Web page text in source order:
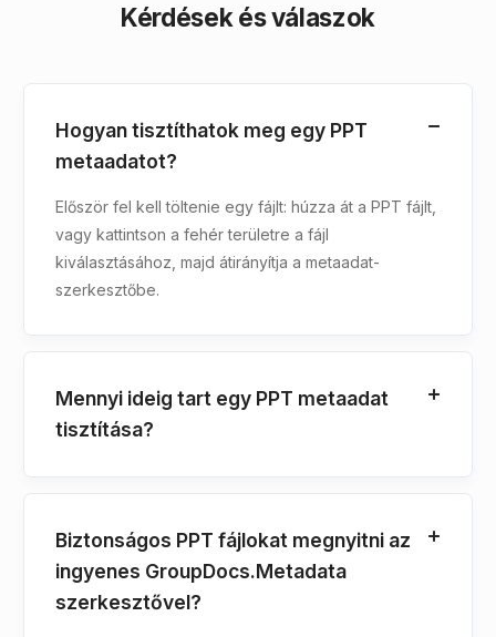
Kérdések és válaszok
Hogyan tisztíthatok meg egy PPT
metaadatot?
Először fel kell töltenie egy fájlt: húzza át a PPT fájlt,
vagy kattintson a fehér területre a fájl
kiválasztásához, majd átirányítja a metaadat-
szerkesztőbe.
Mennyi ideig tart egy PPT metaadat
tisztítása?
Biztonságos PPT fájlokat megnyitni az
ingyenes GroupDocs.Metadata
szerkesztővel?